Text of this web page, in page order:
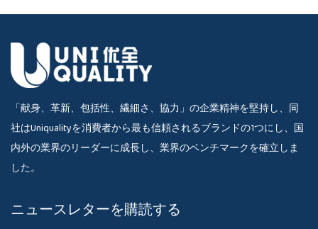
「献身、革新、包括性、繊細さ、協力」の企業精神を堅持し、同
社はUniqualityを消費者から最も信頼されるブランドの1つにし、国
内外の業界のリーダーに成長し、業界のベンチマークを確立しま
した。
ニュースレターを購読する